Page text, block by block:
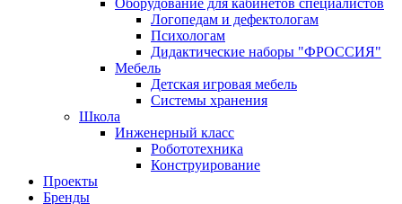
Оборудование для кабинетов специалистов
Логопедам и дефектологам
Психологам
Дидактические наборы "ФРОССИЯ"
Мебель
Детская игровая мебель
Системы хранения
Школа
Инженерный класс
Робототехника
Конструирование
Проекты
Бренды